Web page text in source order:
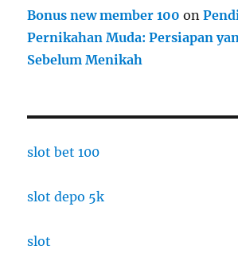
Bonus new member 100 on
Pernikahan Muda: Persiapan
Sebelum Menikah
slot bet 100
slot depo 5k
slot